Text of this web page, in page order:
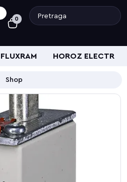
0
FLUXRAM HOROZ ELECTRIC
Shop